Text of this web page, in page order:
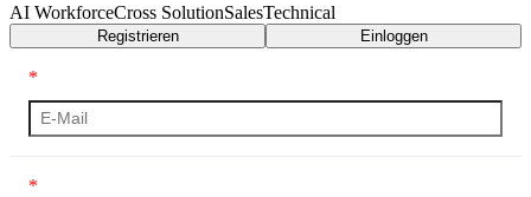
AI WorkforceCross SolutionSalesTechnical
Registrieren Einloggen
*
*